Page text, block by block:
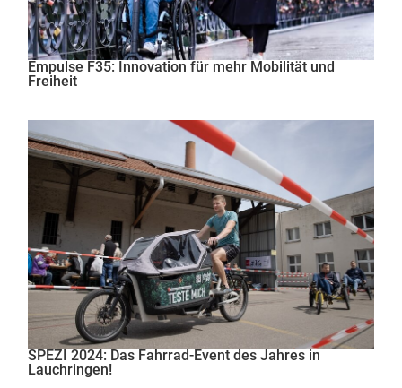
Empulse F35: Innovation für mehr Mobilität und
Freiheit
SPEZI 2024: Das Fahrrad-Event des Jahres in
Lauchringen!